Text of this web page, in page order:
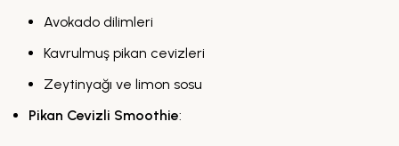
Avokado dilimleri
Kavrulmuş pikan cevizleri
Zeytinyağı ve limon sosu
Pikan Cevizli Smoothie: